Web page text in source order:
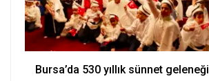
Bursa’da 530 yıllık sünnet geleneği